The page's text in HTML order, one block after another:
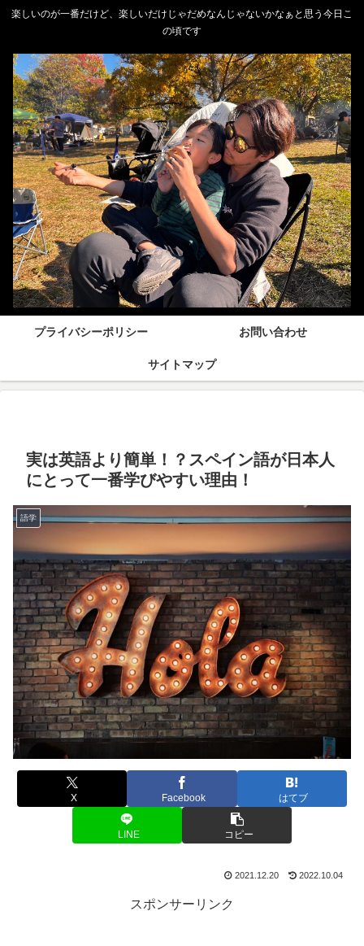
楽しいのが一番だけど、楽しいだけじゃだめなんじゃないかなぁと思う今日こ
の頃です
プライバシーポリシー お問い合わせ
サイトマップ
実は英語より簡単！？スペイン語が日本人
にとって一番学びやすい理由！
語学
X Facebook はてブ
LINE コピー
2021.12.20 2022.10.04
スポンサーリンク